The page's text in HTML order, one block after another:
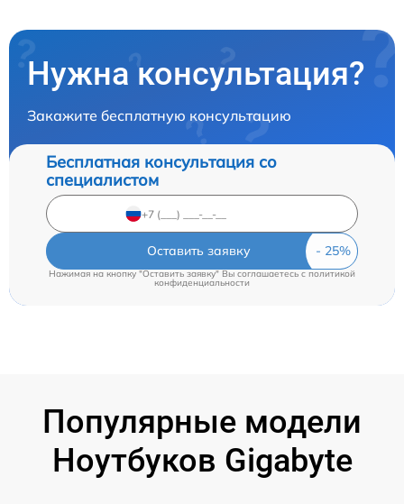
Нужна консультация?
Закажите бесплатную консультацию
Бесплатная консультация со
специалистом
Оставить заявку
Нажимая на кнопку "Оставить заявку" Вы соглашаетесь c политикой
конфиденциальности
Популярные модели
Ноутбуков Gigabyte